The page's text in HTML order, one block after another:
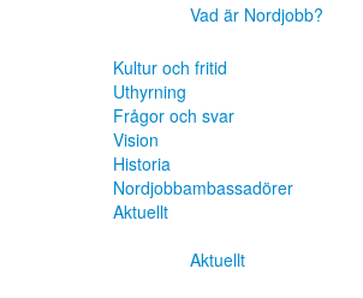
Vad är Nordjobb?
Kultur och fritid
Uthyrning
Frågor och svar
Vision
Historia
Nordjobbambassadörer
Aktuellt
Aktuellt